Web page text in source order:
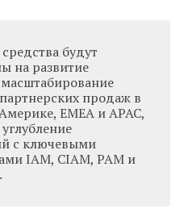
будут
на развитие
продаж в
EMEA и APAC,
с ключевыми
IAM, CIAM, PAM и